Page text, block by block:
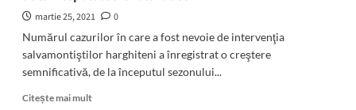
Jerram,
zilele
acestea
în
martie 25, 2021
0
Numărul cazurilor în care a fost nevoie de intervenţia
salvamontiştilor harghiteni a înregistrat o creştere
semnificativă, de la începutul sezonului...
Citește mai multRead